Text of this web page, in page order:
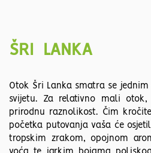
ŠRI LANKA
Otok Šri Lanka smatra se
svijetu. Za relativno mali
prirodnu raznolikost. Čim
početka putovanja vaša će
tropskim zrakom, opojnom